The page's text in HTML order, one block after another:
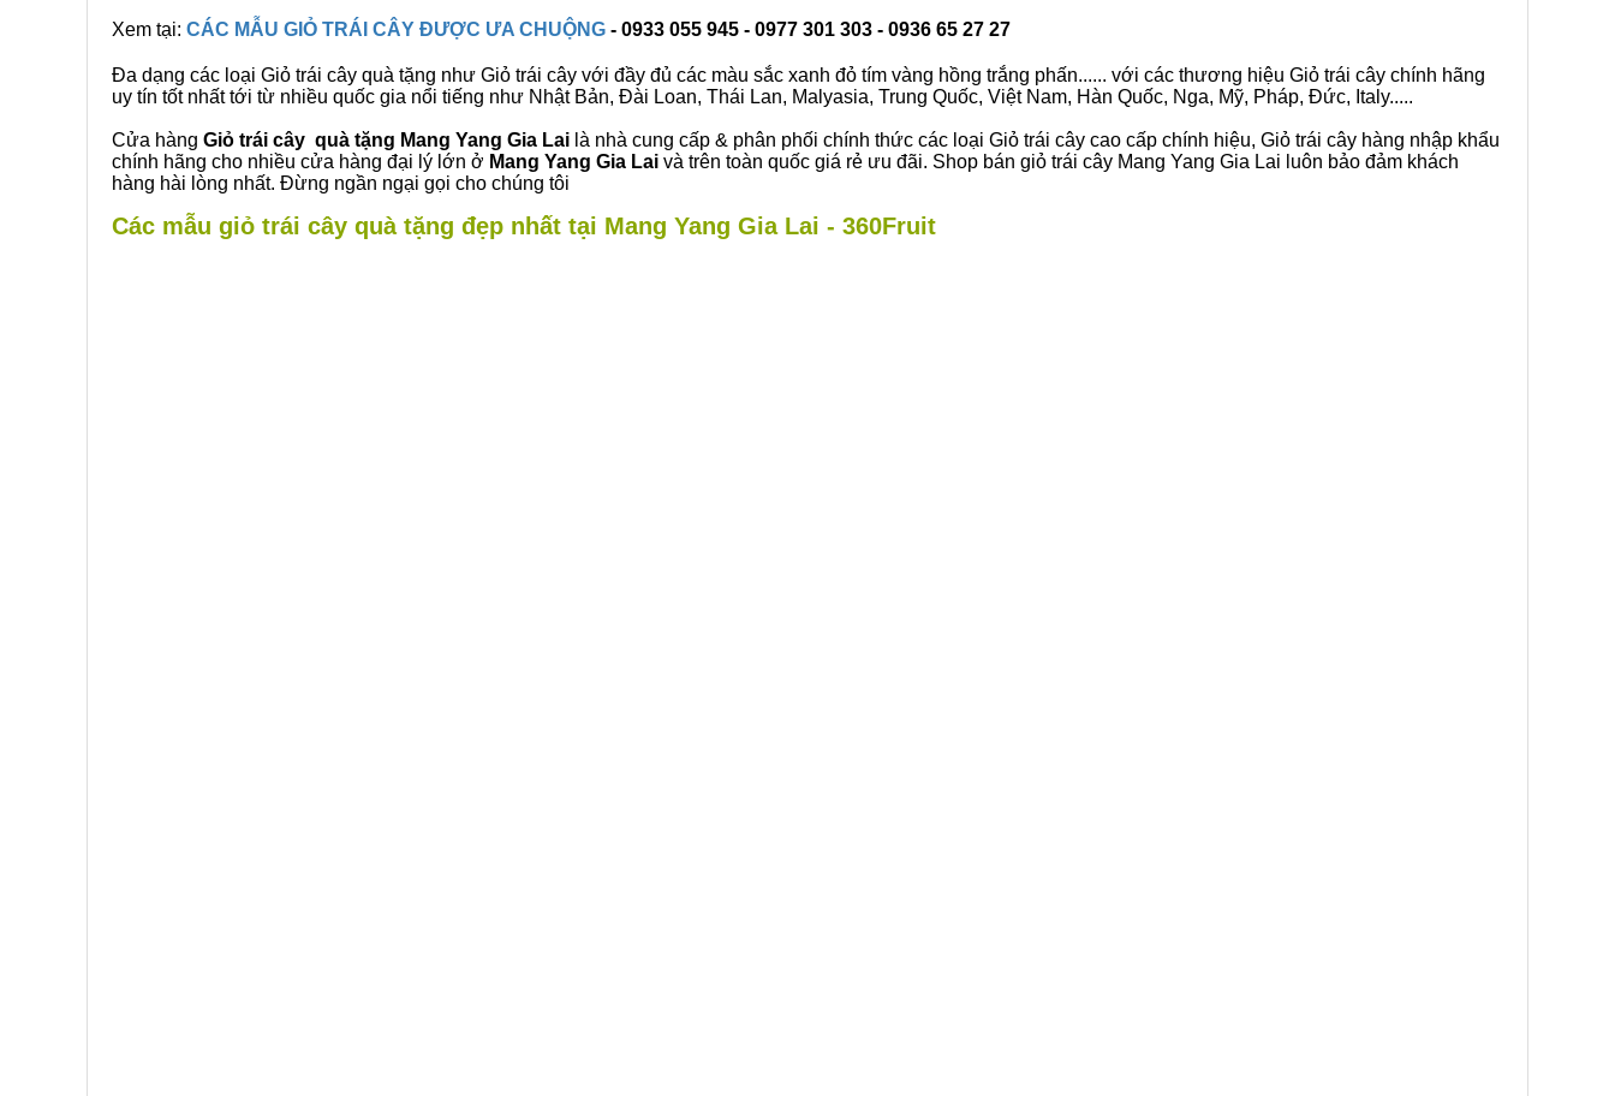
Xem tại: CÁC MẪU GIỎ TRÁI CÂY ĐƯỢC ƯA CHUỘNG - 0933 055 945 - 0977 301 303 - 0936 65 27 27
Đa dạng các loại Giỏ trái cây quà tặng như Giỏ trái cây với đầy đủ các màu sắc xanh đỏ tím vàng hồng trắng phấn...... với các thương hiệu Giỏ trái cây chính hãng
uy tín tốt nhất tới từ nhiều quốc gia nổi tiếng như Nhật Bản, Đài Loan, Thái Lan, Malyasia, Trung Quốc, Việt Nam, Hàn Quốc, Nga, Mỹ, Pháp, Đức, Italy.....
Cửa hàng Giỏ trái cây quà tặng Mang Yang Gia Lai là nhà cung cấp & phân phối chính thức các loại Giỏ trái cây cao cấp chính hiệu, Giỏ trái cây hàng nhập khẩu
chính hãng cho nhiều cửa hàng đại lý lớn ở Mang Yang Gia Lai và trên toàn quốc giá rẻ ưu đãi. Shop bán giỏ trái cây Mang Yang Gia Lai luôn bảo đảm khách
hàng hài lòng nhất. Đừng ngần ngại gọi cho chúng tôi
Các mẫu giỏ trái cây quà tặng đẹp nhất tại Mang Yang Gia Lai - 360Fruit